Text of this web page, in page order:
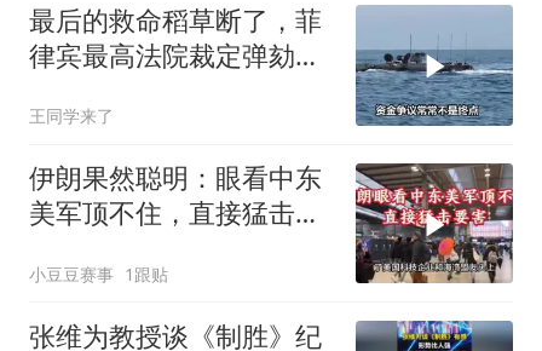
最后的救命稻草断了，菲
律宾最高法院裁定弹劾合
王同学来了
伊朗果然聪明：眼看中东
美军顶不住，直接猛击要
小豆豆赛事 1跟贴
张维为教授谈《制胜》纪